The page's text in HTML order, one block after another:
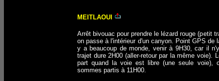
MEITLAOUI
Arrêt bivouac pour prendre le lézard rouge (petit
on passe à l'intérieur d'un canyon. Point GPS de
y a beaucoup de monde, venir à 9H30, car il
trajet dure 2H00 (aller-retour par la même voie).
part quand la voie est libre (une seule voie),
sommes partis à 11H00.